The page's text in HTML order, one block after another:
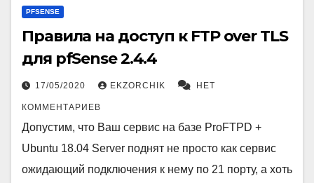
PFSENSE
Правила на доступ к FTP over TLS
для pfSense 2.4.4
17/05/2020 EKZORCHIK НЕТ
КОММЕНТАРИЕВ
Допустим, что Ваш сервис на базе ProFTPD +
Ubuntu 18.04 Server поднят не просто как сервис
ожидающий подключения к нему по 21 порту, а хоть